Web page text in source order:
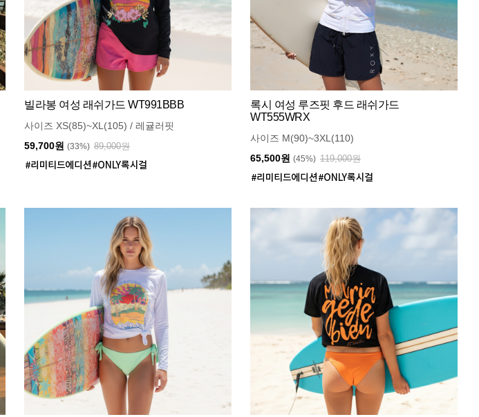
빌라봉 여성 래쉬가드 WT991BBB
사이즈 XS(85)~XL(105) / 레귤러핏
59,700원 (33%) 89,000원
록시 여성 루즈핏 후드 래쉬가드
WT555WRX
사이즈 M(90)~3XL(110)
65,500원 (45%) 119,000원